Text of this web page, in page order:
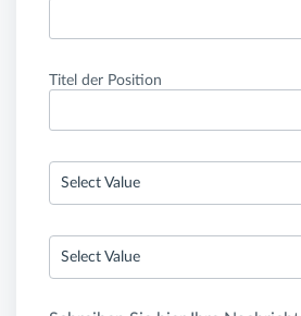
Titel der Position
Select Value
Select Value